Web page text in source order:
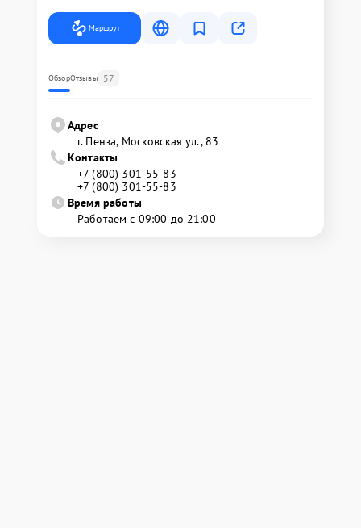
Маршрут
ОбзорОтзывы 57
Адрес
г. Пенза, Московская ул., 83
Контакты
+7 (800) 301-55-83
+7 (800) 301-55-83
Время работы
Работаем с 09:00 до 21:00